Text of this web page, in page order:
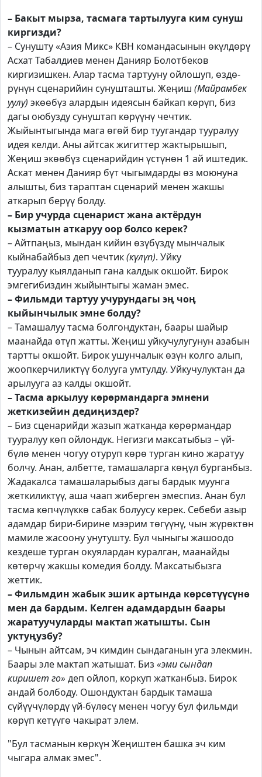
– Бакыт мырза, тасмага тартылууга ким сунуш
киргизди?
– Сунушту «Азия Микс» КВН командасынын өкүлдөрү
Асхат Табалдиев менен Данияр Болотбеков
киргизишкен. Алар тасма тартууну ойлошуп, өз­дө­
рүнүн сценарийин сунушташты. Жеӊиш (Майрамбек
уулу) экөөбүз алардын идеясын байкап көрүп, биз
дагы оюбузду сунуштап көрүүнү чечтик.
Жыйынтыгында мага өгөй бир туугандар тууралуу
идея келди. Аны айтсак жигиттер жактырышып,
Жеӊиш экөөбүз сценарийдин үс­түнөн 1 ай иштедик.
Аскат менен Данияр бүт чыгымдарды өз моюнуна
алышты, биз тараптан сценарий менен жакшы
аткарып берүү болду.
– Бир учурда сценарист жана актёрдун
кызматын аткаруу оор болсо керек?
– Айтпаӊыз, мындан кийин өзүбүздү мынчалык
кыйнабайбыз деп чечтик(күлүп). Уйку
тууралуу кыялданып гана калдык окшойт. Бирок
эмгегибиздин жыйынтыгы жаман эмес.
– Фильмди тартуу учурундагы эӊ чоӊ
кыйынчылык эмне болду?
– Тамашалуу тасма болгондуктан, баары шайыр
маанайда өтүп жатты. Жеӊиш уйкучулугунун азабын
тартты окшойт. Бирок ушунчалык өзүн колго алып,
жоопкерчиликтүү болууга умтулду. Уйкучулуктан да
арылууга аз калды окшойт.
– Тасма аркылуу көрөрмандарга эмнени
жеткизейин дедиӊиздер?
– Биз сценарийди жазып жатканда көрөрмандар
тууралуу көп ойлондук. Негизги максатыбыз – үй-
бүлө менен чогуу отуруп көрө турган кино жаратуу
болчу. Анан, албетте, тамашаларга көӊүл бурганбыз.
Жадакалса тамашаларыбыз дагы бардык муунга
жеткиликтүү, аша чаап жиберген эмеспиз. Анан бул
тасма көпчүлүккө сабак болуусу керек. Себеби азыр
адамдар бири-бирине мээрим төгүүнү, чын жүрөктөн
мамиле жасоону унутушту. Бул чыныгы жашоодо
кездеше турган окуялардан куралган, маанайды
көтөрчү жакшы комедия болду. Максатыбызга
жеттик.
– Фильмдин жабык эшик артында көрсөтүүсүнө
мен да бардым. Келген адамдардын баары
жаратуучуларды мактап жатышты. Сын
уктуӊузбу?
– Чынын айтсам, эч кимдин сындаганын уга элекмин.
Баары эле мактап жатышат. Биз «эми сындап
киришет го» деп ойлоп, коркуп жатканбыз. Бирок
андай болбоду. Ошондуктан бардык тамаша
сүйүүчүлөрдү үй-бүлөсү менен чогуу бул фильмди
көрүп кетүүгө чакырат элем.
"Бул тасманын көркүн Жеӊиштен башка эч ким
чыгара алмак эмес".